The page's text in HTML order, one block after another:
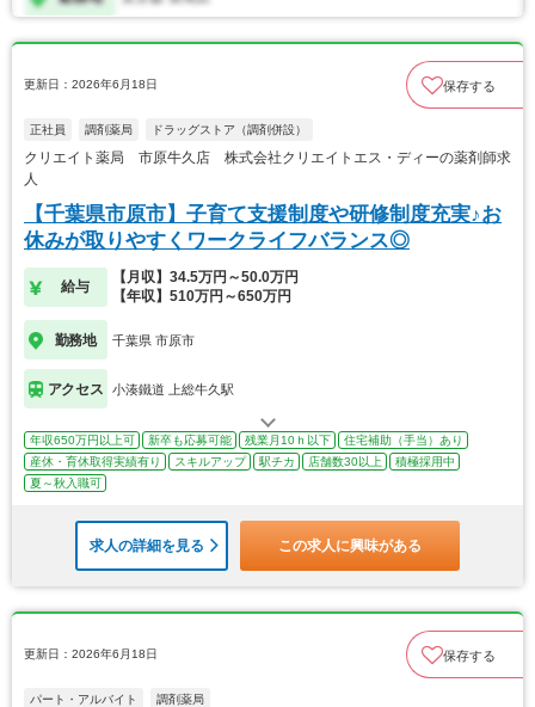
更新日：2026年6月18日 保存する
正社員 調剤薬局 ドラッグストア（調剤併設）
クリエイト薬局 市原牛久店 株式会社クリエイトエス・ディーの薬剤師求
人
【千葉県市原市】子育て支援制度や研修制度充実♪お
休みが取りやすくワークライフバランス◎
給与
【月収】34.5万円～50.0万円
【年収】510万円～650万円
勤務地 千葉県 市原市
アクセス 小湊鐵道 上総牛久駅
年収650万円以上可 新卒も応募可能 残業月10ｈ以下
住宅補助（手当）あり
産休・育休取得実績有り
スキルアップ 駅チカ 店舗数30以上
積極採用中
夏～秋入職可
求人の詳細を見る この求人に興味がある
更新日：2026年6月18日 保存する
パート・アルバイト 調剤薬局